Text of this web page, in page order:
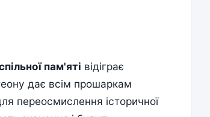
пам'яті відіграє
дає всім прошаркам
переосмислення історичної